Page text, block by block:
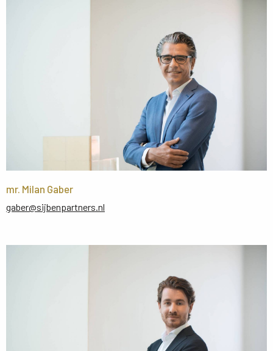
mr. Milan Gaber
gaber@sijbenpartners.nl